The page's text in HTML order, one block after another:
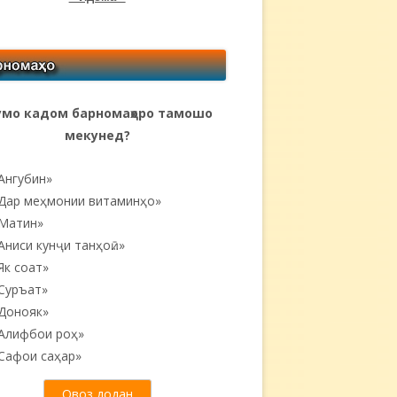
кадом барномаҳоро тамошо
мекунед?
меҳмонии витаминҳо»
кунҷи танҳоӣ...»
соат»
роҳ»
саҳар»